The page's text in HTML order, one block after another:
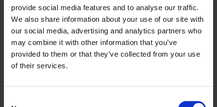
provide social media features and to analyse our traffic.
We also share information about your use of our site with
our social media, advertising and analytics partners who
may combine it with other information that you’ve
provided to them or that they’ve collected from your use
of their services.